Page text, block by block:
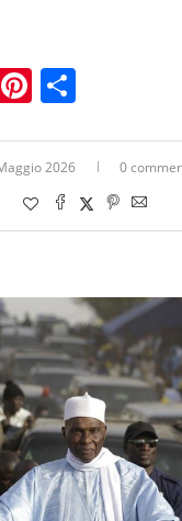
Pinterest
2026 0